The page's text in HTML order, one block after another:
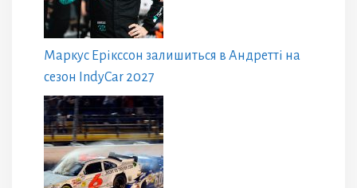
Маркус Ерікссон залишиться в Андретті на
сезон IndyCar 2027